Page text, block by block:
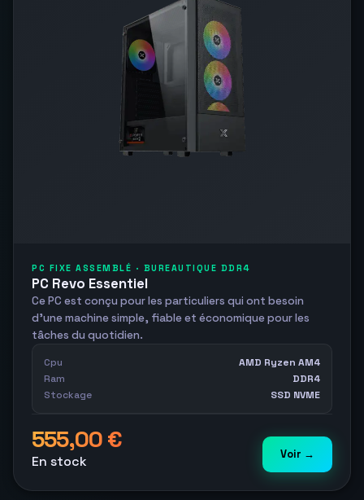
PC FIXE ASSEMBLÉ · BUREAUTIQUE DDR4
PC Revo Essentiel
Ce PC est conçu pour les particuliers qui ont besoin
d’une machine simple, fiable et économique pour les
tâches du quotidien.
Cpu
AMD Ryzen AM4
Ram
DDR4
Stockage
SSD NVME
555,00 €
En stock Voir →